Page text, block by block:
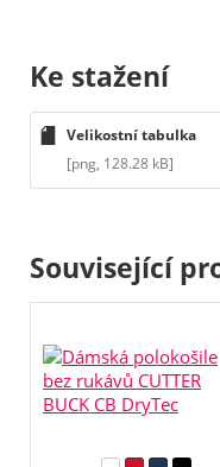
Ke stažení
Velikostní tabulka
[png, 128.28 kB]
Související